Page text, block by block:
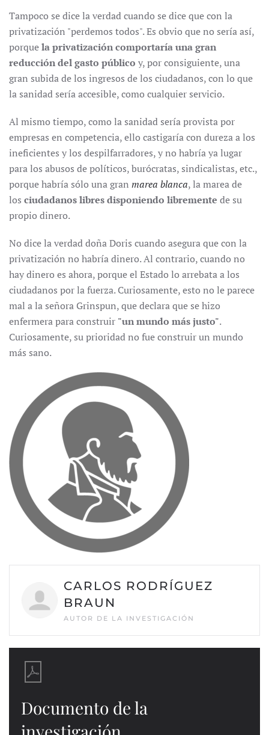
Tampoco se dice la verdad cuando se dice que con la
privatización "perdemos todos". Es obvio que no sería así,
porquela privatización comportaría una gran
reducción del gasto público y, por consiguiente, una
gran subida de los ingresos de los ciudadanos, con lo que
la sanidad sería accesible, como cualquier servicio.
Al mismo tiempo, como la sanidad sería provista por
empresas en competencia, ello castigaría con dureza a los
ineficientes y los despilfarradores, y no habría ya lugar
para los abusos de políticos, burócratas, sindicalistas, etc.,
porque habría sólo una gran marea blanca, la marea de
los ciudadanos libres disponiendo libremente de su
propio dinero.
No dice la verdad doña Doris cuando asegura que con la
privatización no habría dinero. Al contrario, cuando no
hay dinero es ahora, porque el Estado lo arrebata a los
ciudadanos por la fuerza. Curiosamente, esto no le parece
mal a la señora Grinspun, que declara que se hizo
enfermera para construir "un mundo más justo".
Curiosamente, su prioridad no fue construir un mundo
más sano.
CARLOS RODRÍGUEZ
BRAUN
AUTOR DE LA INVESTIGACIÓN
Documento de la